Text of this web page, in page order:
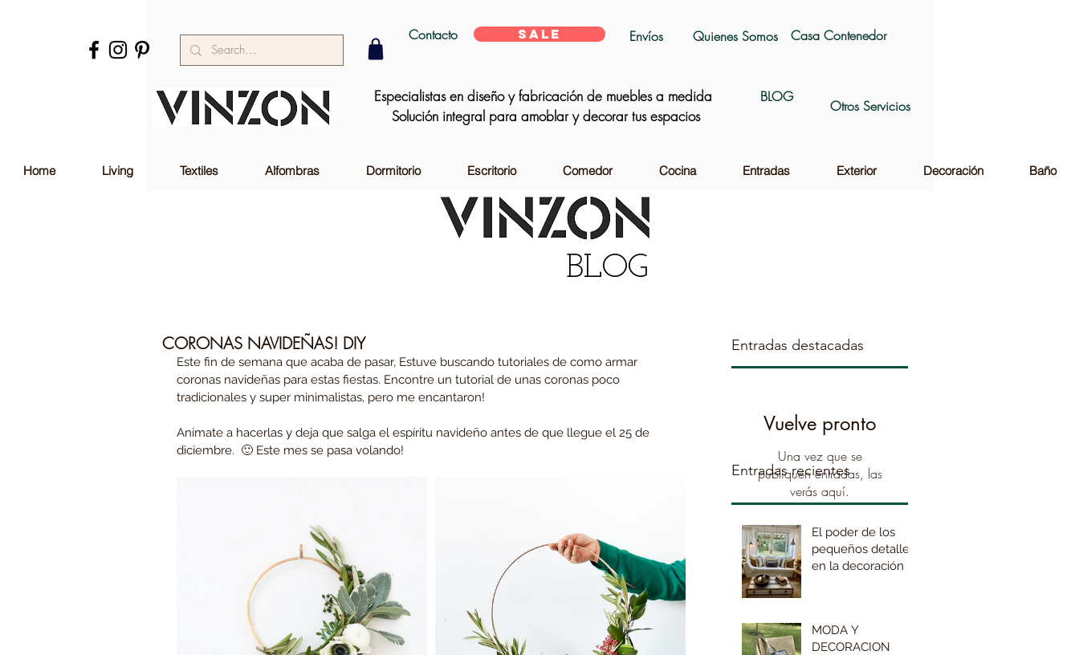
Contacto SALE Envíos Quienes Somos Casa Contenedor
Especialistas en diseño y fabricación de muebles a medida
Solución integral para amoblar y decorar tus espacios
BLOG
Otros Servicios
Home Living Textiles Alfombras Dormitorio Escritorio Comedor Cocina Entradas Exterior Decoración Baño
BLOG
CORONAS NAVIDEÑAS! DIY
Este fin de semana que acaba de pasar, Estuve buscando tutoriales de como armar
coronas navideñas para estas fiestas. Encontre un tutorial de unas coronas poco
tradicionales y super minimalistas, pero me encantaron!
Animate a hacerlas y deja que salga el espíritu navideño antes de que llegue el 25 de
diciembre.  🙂 Este mes se pasa volando!
Entradas destacadas
Vuelve pronto
Una vez que se
publiquen entradas, las
verás aquí.
Entradas recientes
El poder de los
pequeños detalles
en la decoración
MODA Y
DECORACION